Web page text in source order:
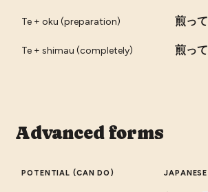
Te + oku (preparation) 煎っ
Te + shimau (completely) 煎っ
Advanced forms
POTENTIAL (CAN DO) JAPANESE